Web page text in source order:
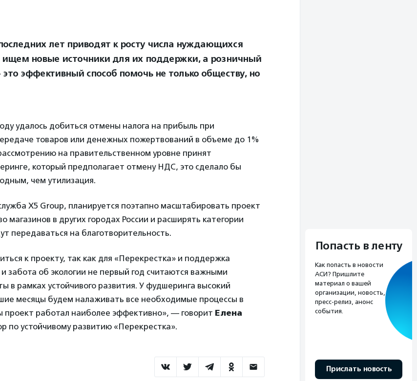
лет приводят к росту числа нуждающихся
новые источники для их поддержки, а розничный
эффективный способ помочь не только обществу, но
удалось добиться отмены налога на прибыль при
товаров или денежных пожертвований в объеме до 1%
на правительственном уровне принят
который предполагает отмену НДС, это сделало бы
чем утилизация.
X5 Group, планируется поэтапно масштабировать проект
магазинов в других городах России и расширять категории
передаваться на благотворительность.
к проекту, так как для «Перекрестка» и поддержка
забота об экологии не первый год считаются важными
в рамках устойчивого развития. У фудшеринга высокий
месяцы будем налаживать все необходимые процессы в
проект работал наиболее эффективно», — говорит Елена
по устойчивому развитию «Перекрестка».
Попасть в ленту
Как попасть в новости
АСИ? Пришлите
материал о вашей
организации, новость,
пресс-релиз, анонс
события.
Прислать новость